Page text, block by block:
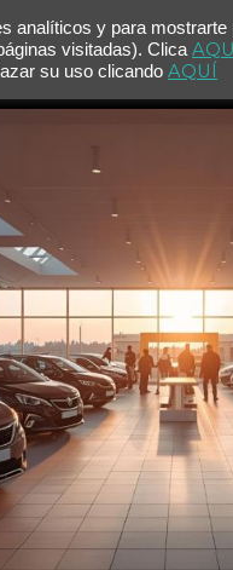
analíticos y para
visitadas). Clica
su uso clicando AQUÍ